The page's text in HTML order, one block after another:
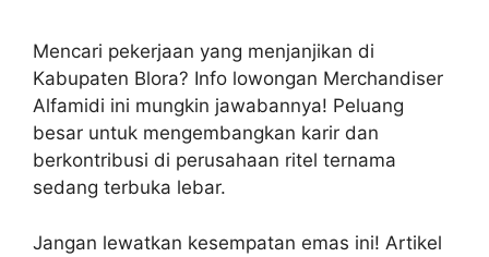
Mencari pekerjaan yang menjanjikan di
Kabupaten Blora? Info lowongan Merchandiser
Alfamidi ini mungkin jawabannya! Peluang
besar untuk mengembangkan karir dan
berkontribusi di perusahaan ritel ternama
sedang terbuka lebar.
Jangan lewatkan kesempatan emas ini! Artikel